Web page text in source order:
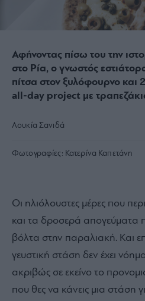
Αφήνοντας πίσω του την
στο Ρία, ο γνωστός
πίτσα στον ξυλόφουρνο και
all-day project με
Λουκία Σανιδά
Φωτογραφίες: Κατερίνα Καπετάνη
Οι ηλιόλουστες μέρες που
και τα δροσερά απογεύματα
βόλτα στην παραλιακή. Και
γευστική στάση δεν έχει
ακριβώς σε εκείνο το
που θες να κάνεις μια στάση